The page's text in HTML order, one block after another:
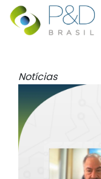
Notícias